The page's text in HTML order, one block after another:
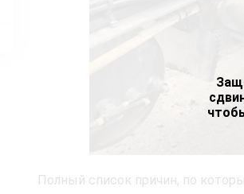
Полный список причин, по